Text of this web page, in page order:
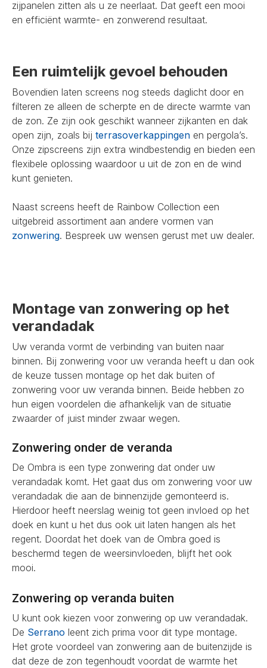
zijpanelen zitten als u ze neerlaat. Dat geeft een mooi
en efficiënt warmte- en zonwerend resultaat.
Een ruimtelijk gevoel behouden
Bovendien laten screens nog steeds daglicht door en
filteren ze alleen de scherpte en de directe warmte van
de zon. Ze zijn ook geschikt wanneer zijkanten en dak
open zijn, zoals bij terrasoverkappingen en pergola’s.
Onze zipscreens zijn extra windbestendig en bieden een
flexibele oplossing waardoor u uit de zon en de wind
kunt genieten.
Naast screens heeft de Rainbow Collection een
uitgebreid assortiment aan andere vormen van
zonwering. Bespreek uw wensen gerust met uw dealer.
Montage van zonwering op het
verandadak
Uw veranda vormt de verbinding van buiten naar
binnen. Bij zonwering voor uw veranda heeft u dan ook
de keuze tussen montage op het dak buiten of
zonwering voor uw veranda binnen. Beide hebben zo
hun eigen voordelen die afhankelijk van de situatie
zwaarder of juist minder zwaar wegen.
Zonwering onder de veranda
De Ombra is een type zonwering dat onder uw
verandadak komt. Het gaat dus om zonwering voor uw
verandadak die aan de binnenzijde gemonteerd is.
Hierdoor heeft neerslag weinig tot geen invloed op het
doek en kunt u het dus ook uit laten hangen als het
regent. Doordat het doek van de Ombra goed is
beschermd tegen de weersinvloeden, blijft het ook
mooi.
Zonwering op veranda buiten
U kunt ook kiezen voor zonwering op uw verandadak.
De Serrano leent zich prima voor dit type montage.
Het grote voordeel van zonwering aan de buitenzijde is
dat deze de zon tegenhoudt voordat de warmte het